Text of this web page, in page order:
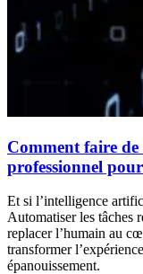
Comment faire de
professionnel
Et si l’intelligence
Automatiser les tâches
replacer l’humain au
transformer
épanouissement.